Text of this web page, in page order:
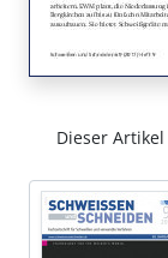
Dieser